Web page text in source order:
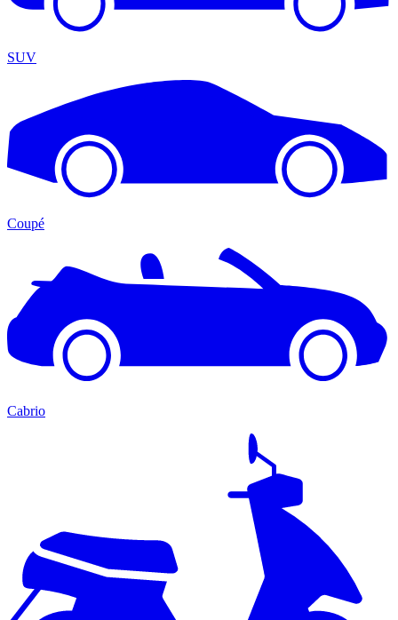
SUV
Coupé
Cabrio